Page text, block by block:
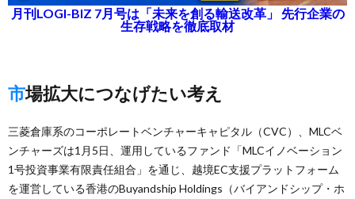
月刊LOGI-BIZ 7月号は「未来を創る輸送改革」 先行企業の
生存戦略を徹底取材
市場拡大につなげたい考え
三菱倉庫系のコーポレートベンチャーキャピタル（CVC）、MLCベ
ンチャーズは1月5日、運用しているファンド「MLCイノベーション
1号投資事業有限責任組合」を通じ、越境EC支援プラットフォーム
を運営している香港のBuyandship Holdings（バイアンドシップ・ホ